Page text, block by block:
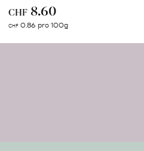
CHF 8.60
CHF 0.86 pro 100g